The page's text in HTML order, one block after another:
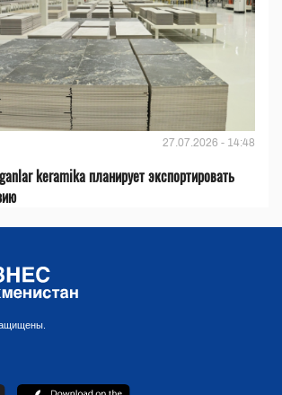
27.07.2026 - 14:48
keramika планирует экспортировать